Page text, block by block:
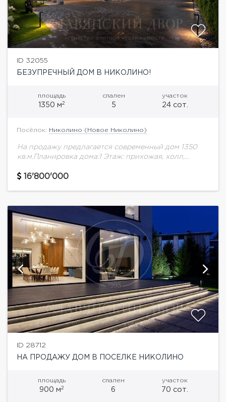
ID 32055
БЕЗУПРЕЧНЫЙ ДОМ В НИКОЛИНО!
площадь
1350 м2
спален
5
участок
24 сот.
Посёлок: Николино (Новое Николино)
На продажу предлагается современный дом 1350
кв.м.Планировка дома:1 Этаж: прихожая, холл,
гардеробной и санузлом, гостиная, столовая,
16'800'000
ID 28712
НА ПРОДАЖУ ДОМ В ПОСЕЛКЕ НИКОЛИНО
площадь
900 м2
спален
6
участок
70 сот.